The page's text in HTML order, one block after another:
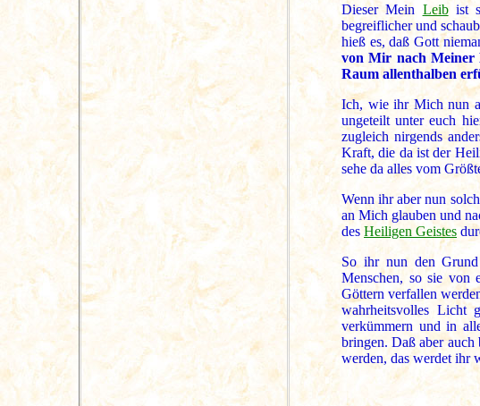
Dieser Mein Leibist
begreiflicher und
hieß es, daß Gott
von Mir nach Meiner
Raum allenthalben
Ich, wie ihr Mich nun
ungeteilt unter euch
zugleich nirgends
Kraft, die da ist der
sehe da alles vom
Wenn ihr aber nun
an Mich glauben und
des Heiligen Geistes
So ihr nun den Grund
Menschen, so sie von
Göttern verfallen
wahrheitsvolles Licht
verkümmern und in
bringen. Daß aber auch
werden, das werdet ihr